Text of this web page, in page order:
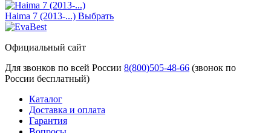
Haima 7 (2013-...) Выбрать
Официальный сайт
Для звонков по всей России 8(800)505-48-66 (звонок по
России бесплатный)
Каталог
Доставка и оплата
Гарантия